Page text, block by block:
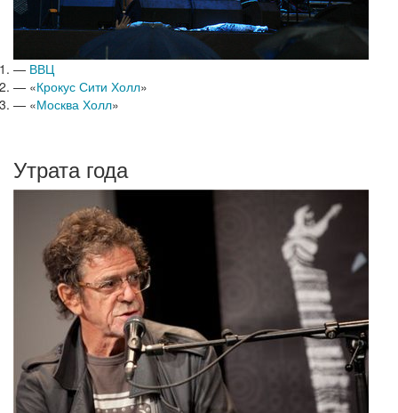
— ВВЦ
— «Крокус Сити Холл»
— «Москва Холл»
Утрата года